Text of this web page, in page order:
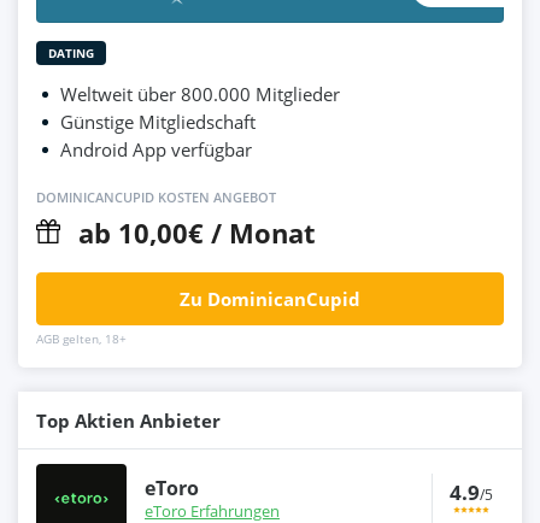
DATING
Weltweit über 800.000 Mitglieder
Günstige Mitgliedschaft
Android App verfügbar
DOMINICANCUPID KOSTEN ANGEBOT
ab 10,00€ / Monat
Zu DominicanCupid
AGB gelten, 18+
Top Aktien Anbieter
eToro
eToro Erfahrungen
4.9/5